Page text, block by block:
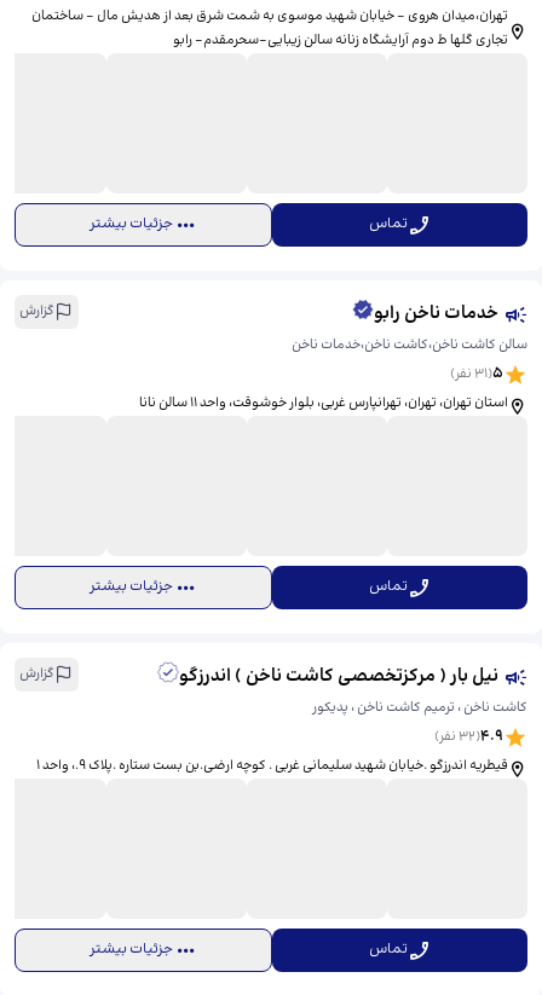
تهران،میدان هروی - خیابان شهید موسوی به شمت شرق بعد از هدیش مال - ساختمان
تجاری گلها ط دوم آرایشگاه زنانه سالن زیبایی-سحرمقدم- رابو
تماس جزئیات بیشتر
خدمات ناخن رابو
گزارش
سالن کاشت ناخن،کاشت ناخن،خدمات ناخن
5
(
31نفر)
استان تهران، تهران، تهرانپارس غربی، بلوار خوشوقت، ​واحد ۱۱ سالن نانا
تماس جزئیات بیشتر
نیل بار ( مرکزتخصصی کاشت ناخن ) اندرزگو
گزارش
کاشت ناخن ، ترمیم کاشت ناخن ، پدیکور
4.9
(
32نفر)
قیطریه اندرزگو .خیابان شهید سلیمانی غربی . کوچه ارضی.بن بست ستاره .پلاک ۹.، ​واحد 1
تماس جزئیات بیشتر